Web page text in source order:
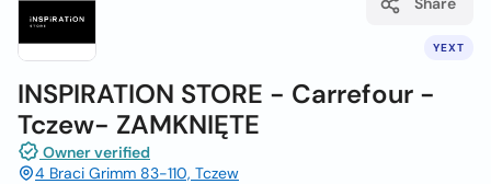
YEXT
INSPIRATION STORE - Carrefour -
Tczew- ZAMKNIĘTE
Owner verified
4 Braci Grimm 83-110, Tczew